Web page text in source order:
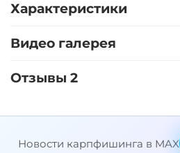
Характеристики
Видео галерея
Отзывы 2
Новости карпфишинга в MAX